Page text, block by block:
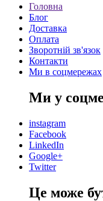
Головна
Блог
Доставка
Оплата
Зворотній зв'язок
Контакти
Ми в соцмережах
Ми у
instagram
Facebook
LinkedIn
Google+
Twitter
Це може